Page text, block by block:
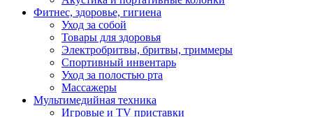
Фитнес, здоровье, гигиена
Уход за собой
Товары для здоровья
Электробритвы, бритвы, триммеры
Спортивный инвентарь
Уход за полостью рта
Массажеры
Мультимедийная техника
Игровые и TV приставки